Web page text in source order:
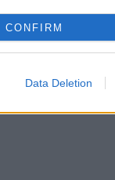
CONFIRM
Data Deletion